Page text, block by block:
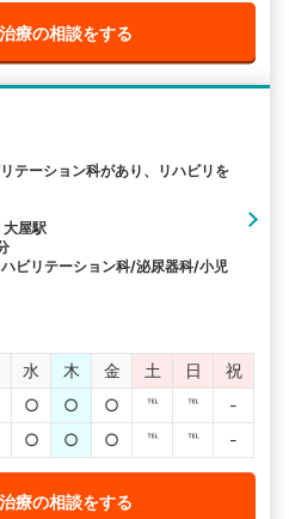
療の相談をする
テーション科があり、リハビリを
屋駅
ビリテーション科/泌尿器科/小児
水 木 金 土 日
祝
○ ○ ○ ℡ ℡
-
○ ○ ○ ℡ ℡ -
療の相談をする